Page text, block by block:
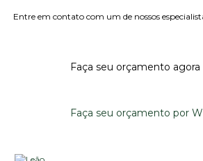
Entre em contato com um de nossos
Faça seu orçamento
Faça seu orçamento por